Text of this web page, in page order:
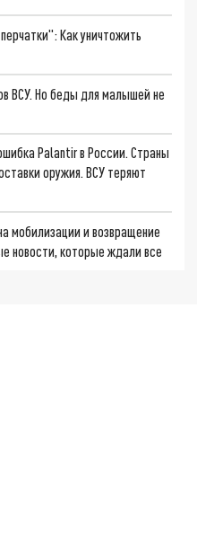
Как уничтожить
ВСУ. Но беды для малышей не
Palantir в России. Страны
оружия. ВСУ теряют
мобилизации и возвращение
новости, которые ждали все